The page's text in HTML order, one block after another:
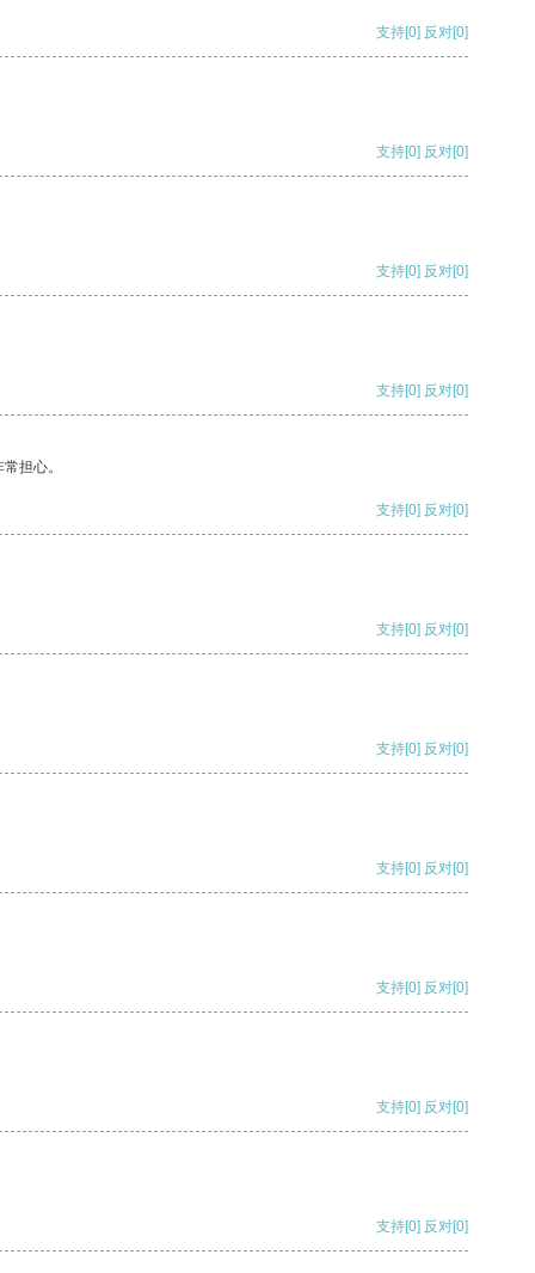
支持[0] 反对[0]
支持[0] 反对[0]
支持[0] 反对[0]
支持[0] 反对[0]
担心。
支持[0] 反对[0]
支持[0] 反对[0]
支持[0] 反对[0]
支持[0] 反对[0]
支持[0] 反对[0]
支持[0] 反对[0]
支持[0] 反对[0]